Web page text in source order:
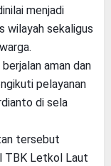
menjadi
wilayah sekaligus
aman dan
pelayanan
di sela
tersebut
TBK Letkol Laut